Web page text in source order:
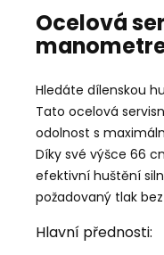
Ocelová
Hledáte dílenskou
Tato ocelová
odolnost s
Díky své výšce 66
efektivní huštění
požadovaný tlak
Hlavní přednosti: